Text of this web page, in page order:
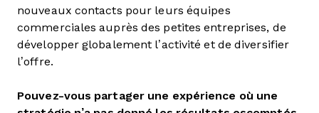
nouveaux contacts pour leurs équipes
commerciales auprès des petites entreprises, de
développer globalement l’activité et de diversifier
l’offre.
Pouvez-vous partager une expérience où une